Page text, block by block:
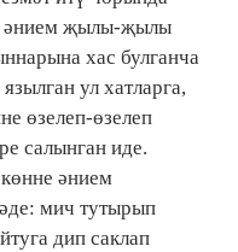
әнием җылы-җылы
хас булганча
ул хатларга,
өзелеп-өзелеп
салынган иде.
әнием
мич тутырып
дип саклап